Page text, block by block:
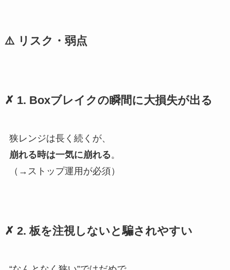
⚠️ リスク・弱点
✗ 1. Boxブレイクの瞬間に大損失が出る
狭レンジは長く続くが、
崩れる時は一気に崩れる。
（→ストップ運用が必須）
✗ 2. 板を注視しないと騙されやすい